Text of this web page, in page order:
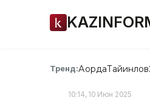
Тренд:АқордаТайинлов
10:14, 10 Июн 2025